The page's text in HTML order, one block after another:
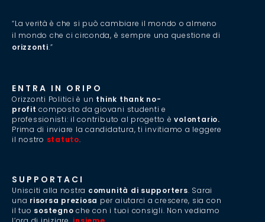
“La verità è che si può cambiare il mondo o almeno
il mondo che ci circonda, è sempre una questione di
orizzonti.”
ENTRA IN ORIPO
Orizzonti Politici è un think thank no-
profit composto da giovani studenti e
professionisti: il contributo al progetto èvolontario.
Prima di inviare la candidatura, ti invitiamo a leggere
il nostro statuto.
SUPPORTACI
Unisciti alla nostra comunità di supporters. Sarai
una risorsa preziosa per aiutarci a crescere, sia con
il tuo sostegno che con i tuoi consigli. Non vediamo